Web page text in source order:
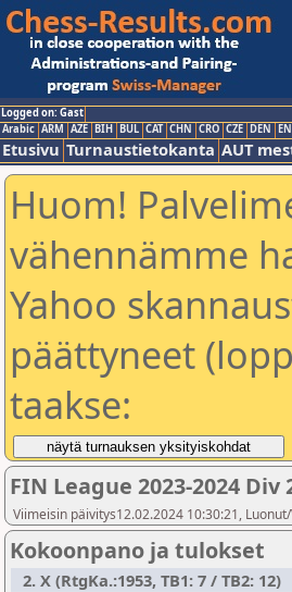
Logged on: Gast
Arabic ARM AZE BIH BUL CAT CHN CRO CZE DEN
Etusivu Turnaustietokanta AUT
Huom!
vähennämme
Yahoo
päättyneet
taakse:
FIN League 2023-2024 Div
Viimeisin päivitys12.02.2024 10:30:21,
Kokoonpano ja tulokset
2. X (RtgKa.:1953, TB1: 7 / TB2: 12)